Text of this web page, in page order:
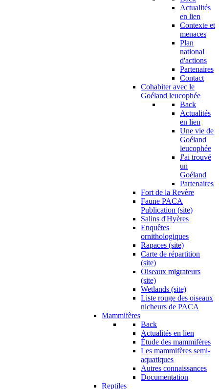
Actualités
en lien
Contexte et
menaces
Plan
national
d'actions
Partenaires
Contact
Cohabiter avec le
Goéland leucophée
Back
Actualités
en lien
Une vie de
Goéland
leucophée
J'ai trouvé
un
Goéland
Partenaires
Fort de la Revère
Faune PACA
Publication (site)
Salins d'Hyères
Enquêtes
ornithologiques
Rapaces (site)
Carte de répartition
(site)
Oiseaux migrateurs
(site)
Wetlands (site)
Liste rouge des oiseaux
nicheurs de PACA
Mammifères
Back
Actualités en lien
Étude des mammifères
Les mammifères semi-
aquatiques
Autres connaissances
Documentation
Reptiles